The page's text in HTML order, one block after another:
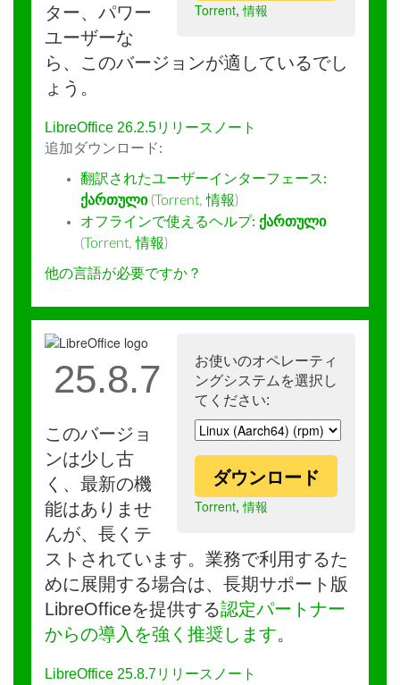
Torrent,情報
ター、パワー
ユーザーな
ら、このバージョンが適しているでし
ょう。
LibreOffice 26.2.5リリースノート
追加ダウンロード:
翻訳されたユーザーインターフェース:
ქართული (Torrent,情報)
オフラインで使えるヘルプ: ქართული
(Torrent,情報)
他の言語が必要ですか？
お使いのオペレーティ
ングシステムを選択し
てください:
ダウンロード
Torrent,情報
25.8.7
このバージョ
ンは少し古
く、最新の機
能はありませ
んが、長くテ
ストされています。業務で利用するた
めに展開する場合は、長期サポート版
LibreOfficeを提供する認定パートナー
からの導入を強く推奨します。
LibreOffice 25.8.7リリースノート